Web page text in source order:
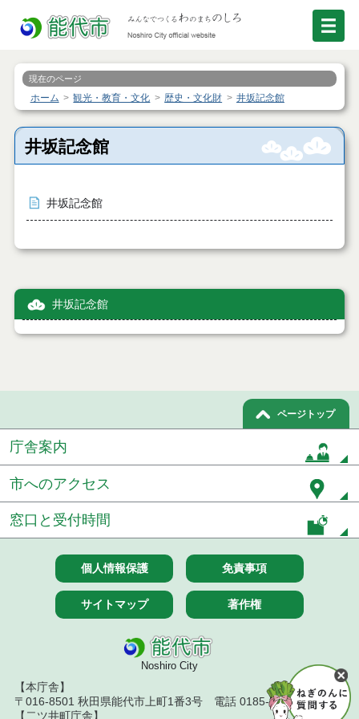
現在のページ
ホーム 観光・教育・文化 歴史・文化財 井坂記念館
井坂記念館
井坂記念館
井坂記念館
ページトップ
庁舎案内
市へのアクセス
窓口と受付時間
個人情報保護 免責事項
サイトマップ 著作権
Noshiro City
【本庁舎】
〒016-8501 秋田県能代市上町1番3号 電話 0185-52-2111
【二ツ井町庁舎】